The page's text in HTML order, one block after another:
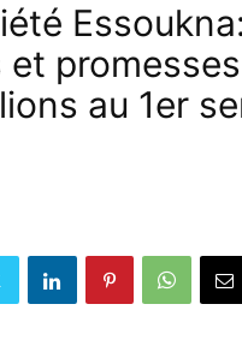
promesses
au 1er